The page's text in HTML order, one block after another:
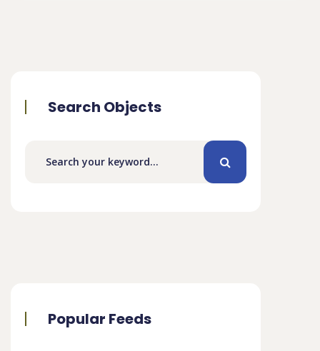
Search Objects
Popular Feeds